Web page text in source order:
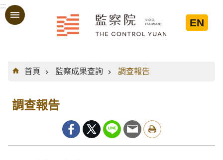
跳到主要內容區塊
:::
EN
:::
首頁
監察成果查詢 調查報告
調查報告